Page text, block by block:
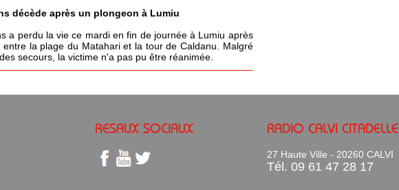
décède après un plongeon à Lumiu
a perdu la vie ce mardi en fin de journée à Lumiu après
entre la plage du Matahari et la tour de Caldanu. Malgré
secours, la victime n'a pas pu être réanimée.
RESAUX SOCIAUX RADIO CALVI CITADELLE
27 Haute Ville - 20260 CALVI
Tél. 09 61 47 28 17